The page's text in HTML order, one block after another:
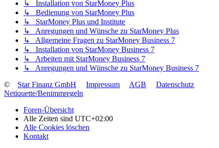
↳ Installation von StarMoney Plus
↳ Bedienung von StarMoney Plus
↳ StarMoney Plus und Institute
↳ Anregungen und Wünsche zu StarMoney Plus
↳ Allgemeine Fragen zu StarMoney Business 7
↳ Installation von StarMoney Business 7
↳ Arbeiten mit StarMoney Business 7
↳ Anregungen und Wünsche zu StarMoney Business 7
©
Star Finanz GmbH Impressum AGB
Datenschutz
Netiquette/Benimmregeln
Foren-Übersicht
Alle Zeiten sind UTC+02:00
Alle Cookies löschen
Kontakt